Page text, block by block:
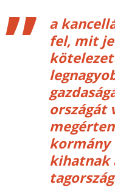
a
fel, mit
országát
kormány
kihatnak